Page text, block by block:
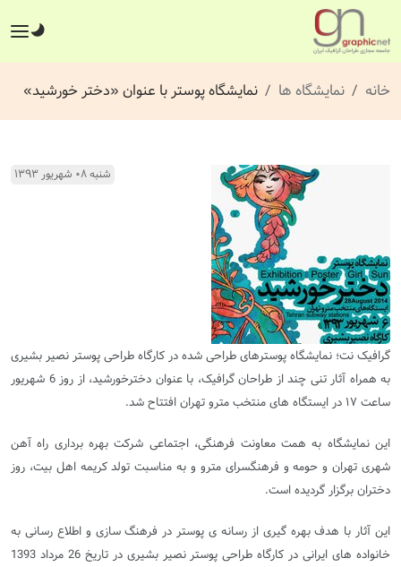
خانه نمایشگاه ها نمایشگاه پوستر با عنوان «دختر خورشید»
شنبه ۰۸ شهریور ۱۳۹۳
گرافیک نت؛ نمایشگاه پوسترهای طراحی شده در کارگاه طراحی پوستر نصیر بشیری
به همراه آثار تنی چند از طراحان گرافیک، با عنوان دخترخورشید، از روز 6 شهریور
ساعت ۱۷ در ایستگاه های منتخب مترو تهران افتتاح شد.
این نمایشگاه به همت معاونت فرهنگی، اجتماعی شرکت بهره برداری راه آهن
شهری تهران و حومه و فرهنگسرای مترو و به مناسبت تولد کریمه اهل بیت، روز
دختران برگزار گردیده است.
این آثار با هدف بهره گیری از رسانه ی پوستر در فرهنگ سازی و اطلاع رسانی به
خانواده های ایرانی در کارگاه طراحی پوستر نصیر بشیری در تاریخ 26 مرداد 1393